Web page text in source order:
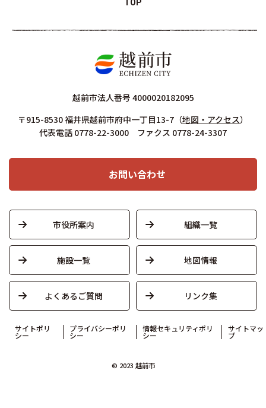
TOP
越前市法人番号 4000020182095
〒915-8530 福井県越前市府中一丁目13-7 （地図・アクセス）
代表電話 0778-22-3000 ファクス 0778-24-3307
お問い合わせ
市役所案内 組織一覧
施設一覧 地図情報
よくあるご質問 リンク集
サイトポリ
シー
プライバシーポリ
シー
情報セキュリティポリ
シー
サイトマッ
プ
© 2023 越前市